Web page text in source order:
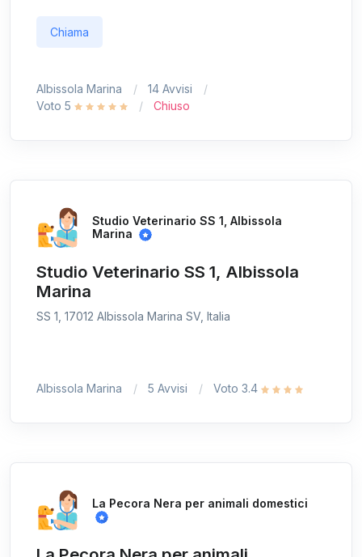
Chiama
Albissola Marina
14 Avvisi
Voto 5
Chiuso
Studio Veterinario SS 1, Albissola
Marina
Studio Veterinario SS 1, Albissola
Marina
SS 1, 17012 Albissola Marina SV, Italia
Albissola Marina 5 Avvisi Voto 3.4
La Pecora Nera per animali domestici